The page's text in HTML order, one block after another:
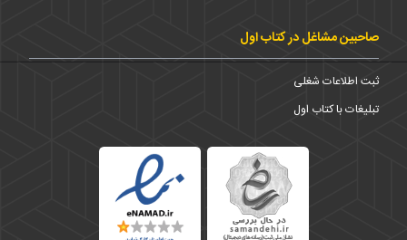
صاحبین مشاغل در کتاب اول
ثبت اطلاعات شغلی
تبلیغات با کتاب اول